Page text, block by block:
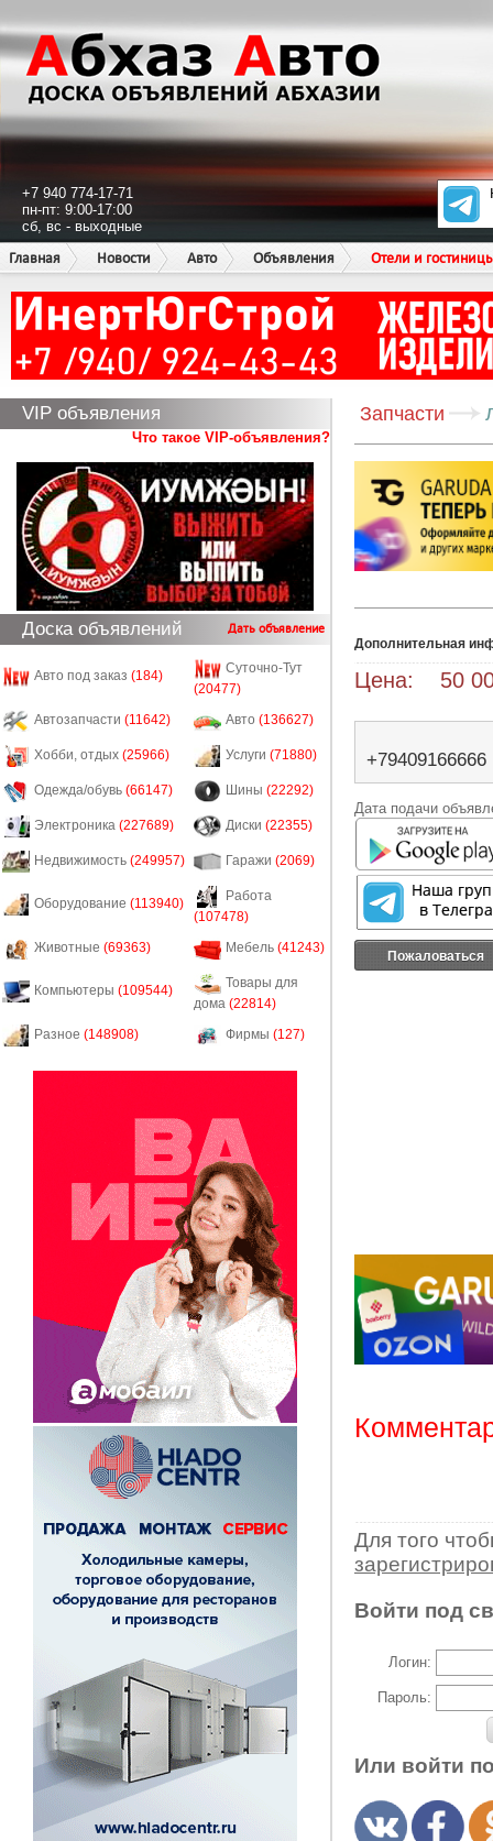
+7 940 774-17-71
пн-пт: 9:00-17:00
сб, вс - выходные
Главная
Новости Авто Объявления Отели и
VIP объявления
Что такое VIP-объявления?
Доска объявлений Дать объявление
Авто под заказ (184)
Суточно-Тут
(20477)
Автозапчасти (11642) Авто (136627)
Хобби, отдых (25966) Услуги (71880)
Одежда/обувь (66147) Шины (22292)
Электроника (227689) Диски (22355)
Недвижимость (249957) Гаражи (2069)
Оборудование (113940)
Работа
(107478)
Животные (69363) Мебель (41243)
Компьютеры (109544)
Товары для
дома (22814)
Разное (148908) Фирмы (127)
Запчасти
Дополнительная
Цена: 50
+79409166666
Дата подачи
Пожаловаться
Для того
Войти под
Логин:
Пароль:
Или войти